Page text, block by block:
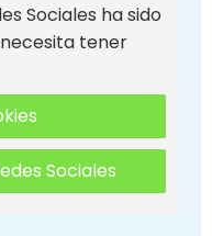
Sociales ha sido
tener
Sociales